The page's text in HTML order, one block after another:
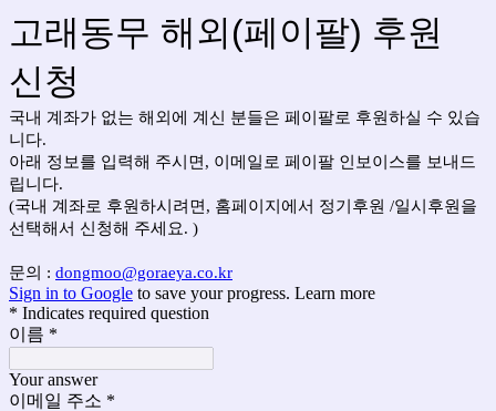
고래동무 해외(페이팔) 후원
신청
국내 계좌가 없는 해외에 계신 분들은 페이팔로 후원하실 수 있습
니다.
아래 정보를 입력해 주시면, 이메일로 페이팔 인보이스를 보내드
립니다.
(국내 계좌로 후원하시려면, 홈페이지에서 정기후원 /일시후원을
선택해서 신청해 주세요. )
문의 : dongmoo@goraeya.co.kr
Sign in to Google to save your progress. Learn more
* Indicates required question
이름 *
Your answer
이메일 주소 *